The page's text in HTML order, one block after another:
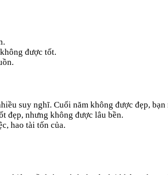
được tốt.
suy nghĩ. Cuối năm không được đẹp,
đẹp, nhưng không được lâu bền.
hao tài tốn của.